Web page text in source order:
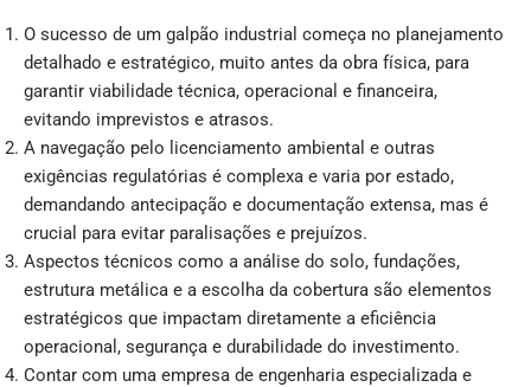
O sucesso de um galpão industrial começa no planejamento
detalhado e estratégico, muito antes da obra física, para
garantir viabilidade técnica, operacional e financeira,
evitando imprevistos e atrasos.
A navegação pelo licenciamento ambiental e outras
exigências regulatórias é complexa e varia por estado,
demandando antecipação e documentação extensa, mas é
crucial para evitar paralisações e prejuízos.
Aspectos técnicos como a análise do solo, fundações,
estrutura metálica e a escolha da cobertura são elementos
estratégicos que impactam diretamente a eficiência
operacional, segurança e durabilidade do investimento.
Contar com uma empresa de engenharia especializada e